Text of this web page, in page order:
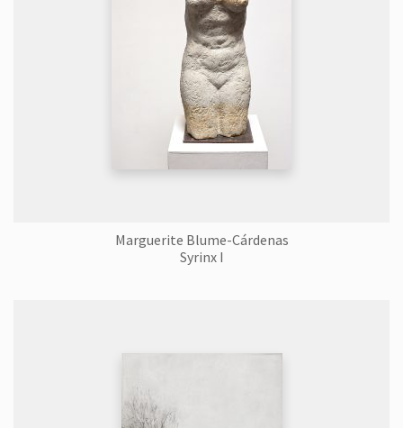
Marguerite Blume-Cárdenas
Syrinx I